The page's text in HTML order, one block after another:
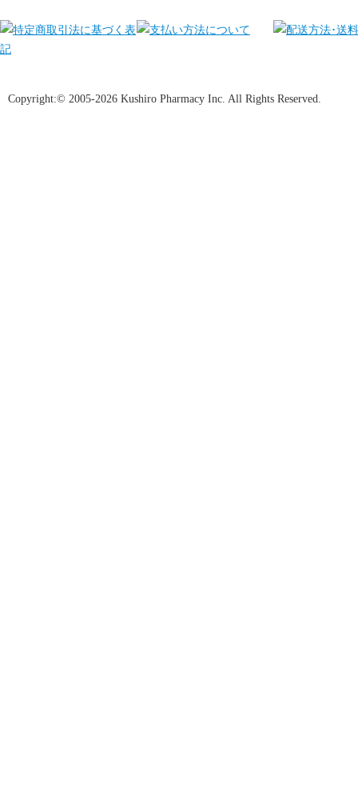
Copyright:© 2005-2026 Kushiro Pharmacy Inc. All Rights Reserved.